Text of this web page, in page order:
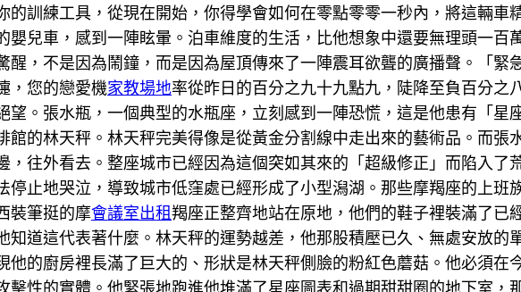
的訓練工具，從現在開始，你得學會如何在零點零零一秒內，將這輛車
嬰兒車，感到一陣眩暈。泊車維度的生活，比他想象中還要無理頭一
醒，不是因為鬧鐘，而是因為屋頂傳來了一陣震耳欲聾的廣播聲。「
，您的戀愛機家教場地率從昨日的百分之九十九點九，陡降至負百分
望。張水瓶，一個典型的水瓶座，立刻感到一陣恐慌，這是他患有「
館的林天秤。林天秤完美得像是從黃金分割線中走出來的藝術品。而張
，往外看去。整座城市已經因為這個突如其來的「超級修正」而陷入了
停止地哭泣，導致城市低窪處已經形成了小型潟湖。那些摩羯座的上班
裝筆挺的摩會議室出租羯座正整齊地站在原地，他們的鞋子裡裝滿了已
知道這代表著什麼。林天秤的運勢越差，他那股積壓已久、無處安放
他的廚房裡長滿了巨大的、形狀是林天秤側臉的粉紅色蘑菇。他必須在
擊性的實體。他緊張地跑進他堆滿了星座圖表和過期甜甜圈的地下室，